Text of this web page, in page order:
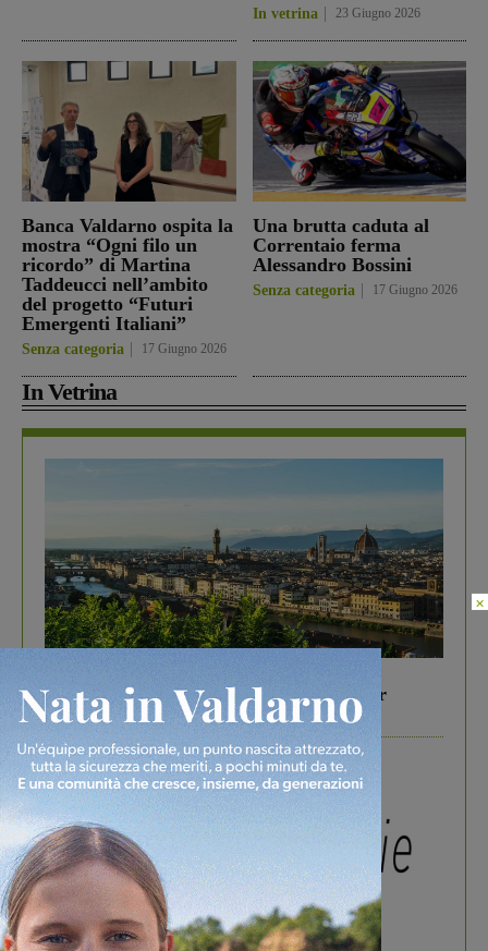
In vetrina 23 Giugno 2026
Banca Valdarno ospita la
mostra “Ogni filo un
ricordo” di Martina
Taddeucci nell’ambito
del progetto “Futuri
Emergenti Italiani”
Senza categoria 17 Giugno 2026
Una brutta caduta al
Correntaio ferma
Alessandro Bossini
Senza categoria 17 Giugno 2026
In Vetrina
Gita di famiglia a Firenze: 5 idee per far
divertire i tuoi figli
×